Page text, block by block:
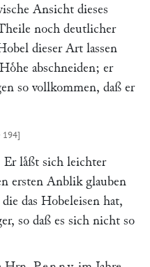
Ansicht dieses
noch deutlicher
dieser Art lassen
abschneiden; er
so vollkommen, daß er
Er laͤßt sich leichter
ersten Anblik glauben
das Hobeleisen hat,
so daß es sich nicht so